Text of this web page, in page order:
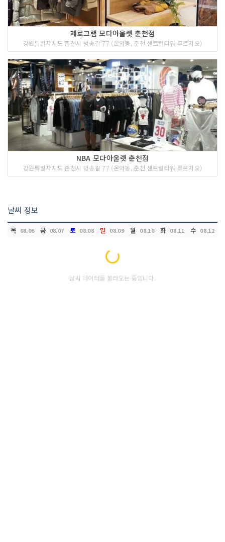
제로그램 모다아울렛 춘천점
강원특별자치도 춘천시 방송길 77 (온의동, 춘천 센트럴타워 푸르지오)
NBA 모다아울렛 춘천점
강원특별자치도 춘천시 방송길 77 (온의동, 춘천 센트럴타워 푸르지오)
날씨 정보
목 08.06 금 08.07 토 08.08 일 08.09 월 08.10 화 08.11 수 08.12
Loading...
날씨 데이터를 불러오는 중입니다.